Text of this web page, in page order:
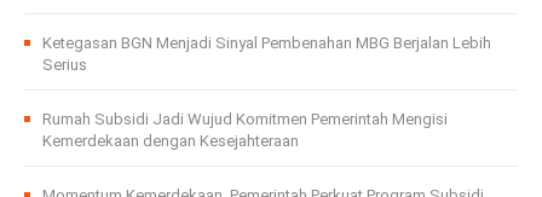
Ketegasan BGN Menjadi Sinyal Pembenahan MBG Berjalan Lebih
Serius
Rumah Subsidi Jadi Wujud Komitmen Pemerintah Mengisi
Kemerdekaan dengan Kesejahteraan